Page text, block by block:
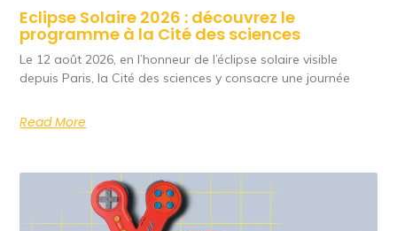
Eclipse Solaire 2026 : découvrez le
programme à la Cité des sciences
Le 12 août 2026, en l’honneur de l’éclipse solaire visible
depuis Paris, la Cité des sciences y consacre une journée
Read More